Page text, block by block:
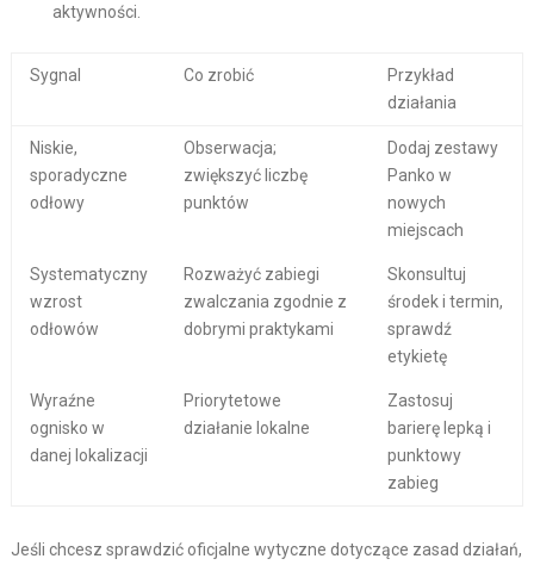
aktywności.
Sygnal Co zrobić
Przykład
działania
Niskie,
sporadyczne
odłowy
Obserwacja;
zwiększyć liczbę
punktów
Dodaj zestawy
Panko w
nowych
miejscach
Systematyczny
wzrost
odłowów
Rozważyć zabiegi
zwalczania zgodnie z
dobrymi praktykami
Skonsultuj
środek i termin,
sprawdź
etykietę
Wyraźne
ognisko w
danej lokalizacji
Priorytetowe
działanie lokalne
Zastosuj
barierę lepką i
punktowy
zabieg
Jeśli chcesz sprawdzić oficjalne wytyczne dotyczące zasad działań,